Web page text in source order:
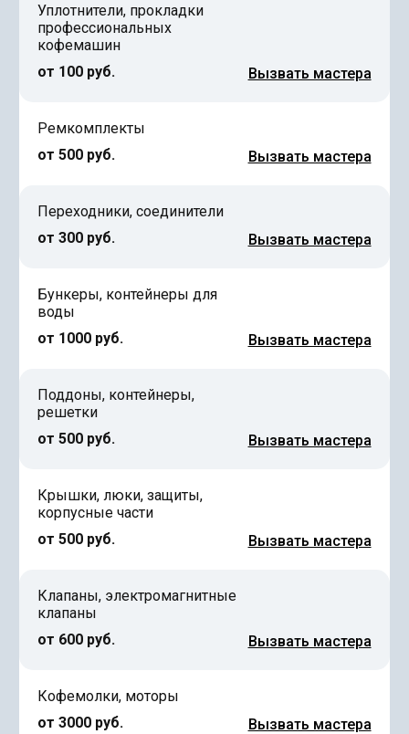
Уплотнители, прокладки
профессиональных
кофемашин
от 100 руб.
Вызвать мастера
Ремкомплекты
от 500 руб.
Вызвать мастера
Переходники, соединители
от 300 руб.
Вызвать мастера
Бункеры, контейнеры для
воды
от 1000 руб.
Вызвать мастера
Поддоны, контейнеры,
решетки
от 500 руб.
Вызвать мастера
Крышки, люки, защиты,
корпусные части
от 500 руб.
Вызвать мастера
Клапаны, электромагнитные
клапаны
от 600 руб.
Вызвать мастера
Кофемолки, моторы
от 3000 руб.
Вызвать мастера